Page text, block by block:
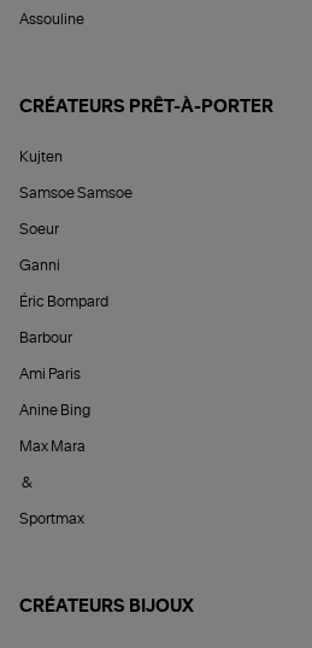
Assouline
CRÉATEURS PRÊT-À-PORTER
Kujten
Samsoe Samsoe
Soeur
Ganni
Éric Bompard
Barbour
Ami Paris
Anine Bing
Max Mara
&
Sportmax
CRÉATEURS BIJOUX